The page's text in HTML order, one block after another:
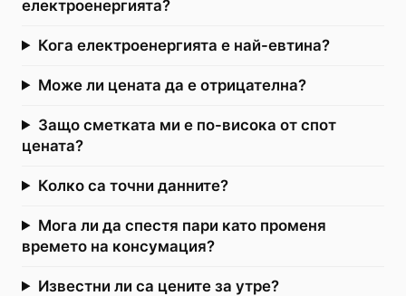
електроенергията?
Кога електроенергията е най-евтина?
Може ли цената да е отрицателна?
Защо сметката ми е по-висока от спот
цената?
Колко са точни данните?
Мога ли да спестя пари като променя
времето на консумация?
Известни ли са цените за утре?